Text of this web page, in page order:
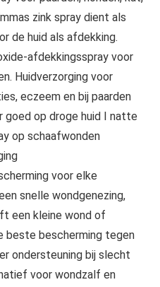
zink spray dient als
de huid als afdekking.
afdekkingsspray voor
Huidverzorging voor
eczeem en bij paarden
goed op droge huid I natte
op schaafwonden
voor elke
snelle wondgenezing,
een kleine wond of
beste bescherming tegen
ondersteuning bij slecht
voor wondzalf en